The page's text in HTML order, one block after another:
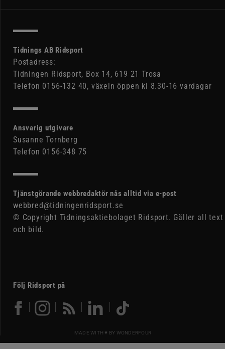
Tidnings AB Ridsport
Postadress:
Tidningen Ridsport, Box 14, 619 21 Trosa
Telefon 0156-132 40, växeln öppen kl 8.30-16 vardagar
Ansvarig utgivare
Susanne Tornberg
Telefon 0156-348 75
Tjänstgörande webbredaktör nås alltid via e-post
webbred@tidningenridsport.se
© Copyright Tidningsaktiebolaget Ridsport. Gäller all text
och bild.
Följ Ridsport på
MADE WITH ♥ BY WONDERFOUR